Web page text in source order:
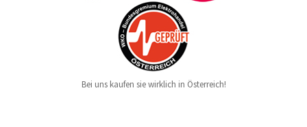
Bei uns kaufen sie wirklich in Österreich!